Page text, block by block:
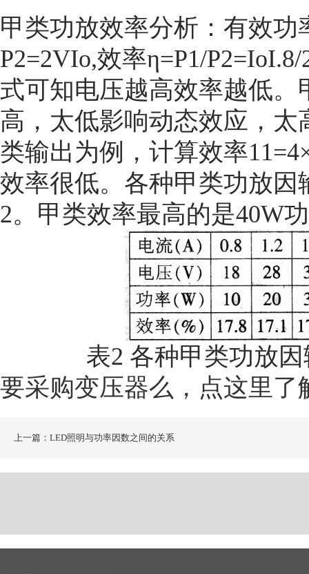
甲类功放效率分析： 有效功
P2=2VIo,效率η=P1/
式可知电压越高效率越低
高，太低影响动态效应，太
类输出为例，计算效率
效率很低。各种甲类功放
2。甲类效率最高的是40W
表2 各种甲类功放
要采购变压器么，点这里了
上一篇：LED照明与功率因数之间的关系